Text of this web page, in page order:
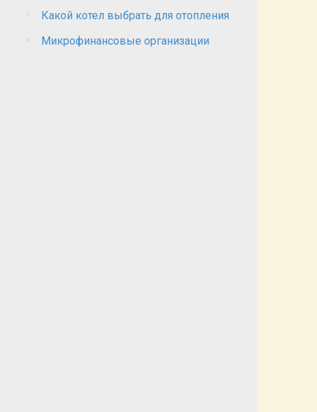
Какой котел выбрать для отопления
Микрофинансовые организации